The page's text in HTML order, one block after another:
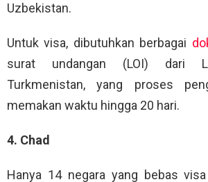
Uzbekistan.
Untuk visa, dibutuhkan berbagai
surat undangan (LOI) dari
Turkmenistan, yang proses
memakan waktu hingga 20 hari.
4. Chad
Hanya 14 negara yang bebas